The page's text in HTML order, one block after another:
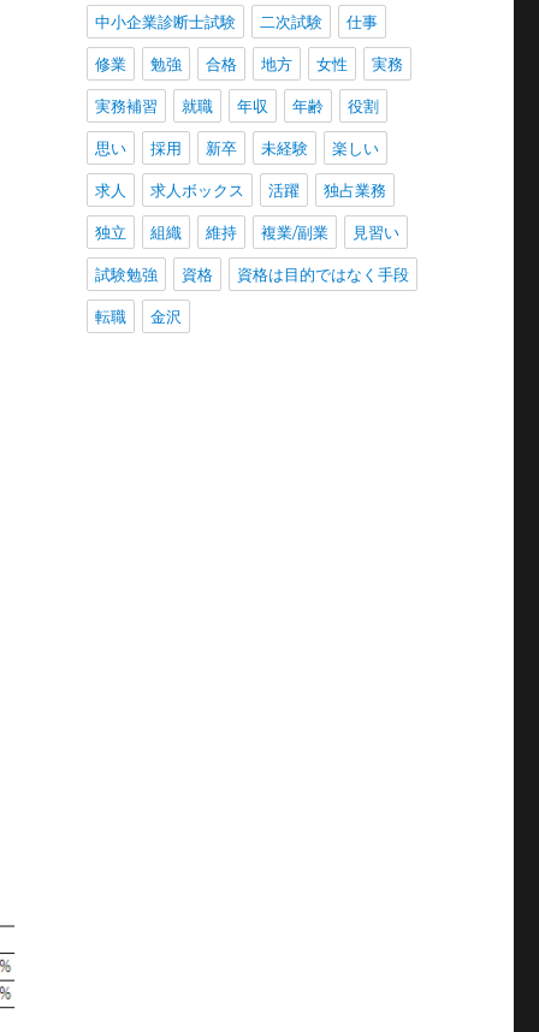
中小企業診断士試験 二次試験 仕事
修業 勉強 合格 地方 女性 実務
実務補習 就職 年収 年齢 役割
思い 採用 新卒 未経験 楽しい
求人 求人ボックス 活躍 独占業務
独立 組織 維持 複業/副業 見習い
試験勉強 資格 資格は目的ではなく手段
転職 金沢